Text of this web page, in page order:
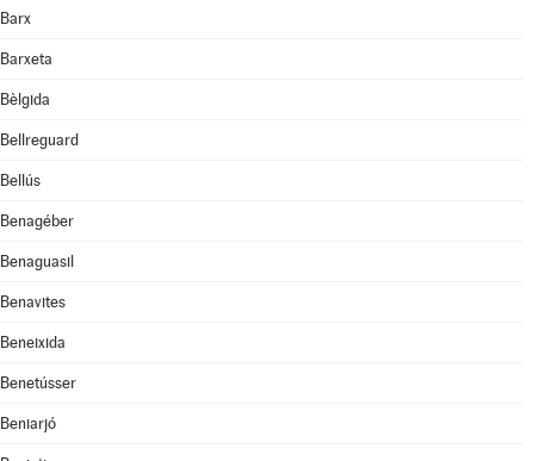
Barx
Barxeta
Bèlgida
Bellreguard
Bellús
Benagéber
Benaguasil
Benavites
Beneixida
Benetússer
Beniarjó